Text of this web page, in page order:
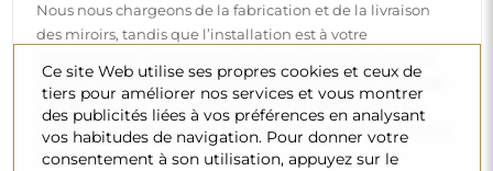
Nettoyage et entretien
Pour maintenir un éclat optimal, il suffit d’un chiffon en
microfibre et d’eau chaude. Si vous optez pour des
produits spécifiques, veillez à ce qu’ils aient un pH neutre
(autour de 7). Évitez les nettoyants puissants contenant du
Ce site Web utilise ses propres cookies et ceux de
tiers pour améliorer nos services et vous montrer
des publicités liées à vos préférences en analysant
vos habitudes de navigation. Pour donner votre
consentement à son utilisation, appuyez sur le